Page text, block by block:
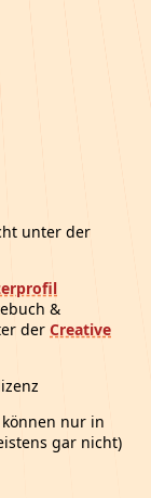
unter der
&
der Creative
nur in
gar nicht)